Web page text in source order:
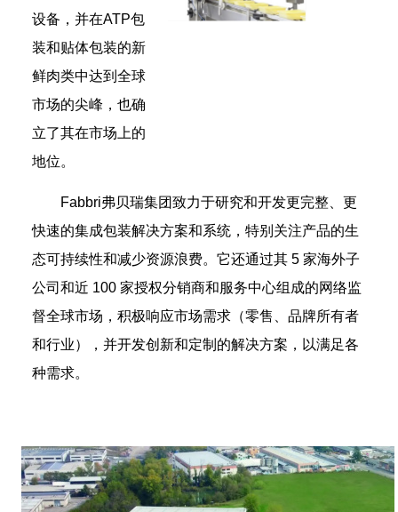
设备，并在ATP包
装和贴体包装的新
鲜肉类中达到全球
市场的尖峰，也确
立了其在市场上的
地位。
Fabbri弗贝瑞集团致力于研究和开发更完整、更
快速的集成包装解决方案和系统，特别关注产品的生
态可持续性和减少资源浪费。它还通过其 5 家海外子
公司和近 100 家授权分销商和服务中心组成的网络监
督全球市场，积极响应市场需求（零售、品牌所有者
和行业），并开发创新和定制的解决方案，以满足各
种需求。